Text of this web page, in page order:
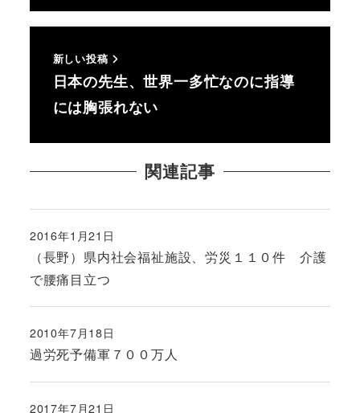
新しい投稿
日本の先生、世界一多忙なのに指導
には胸張れない
関連記事
（長野）県内社会福祉施設、労災１１０件 介護
で腰痛目立つ
投稿日
2016年1月21日
過労死予備軍７００万人
投稿日
2010年7月18日
2017年7月21日